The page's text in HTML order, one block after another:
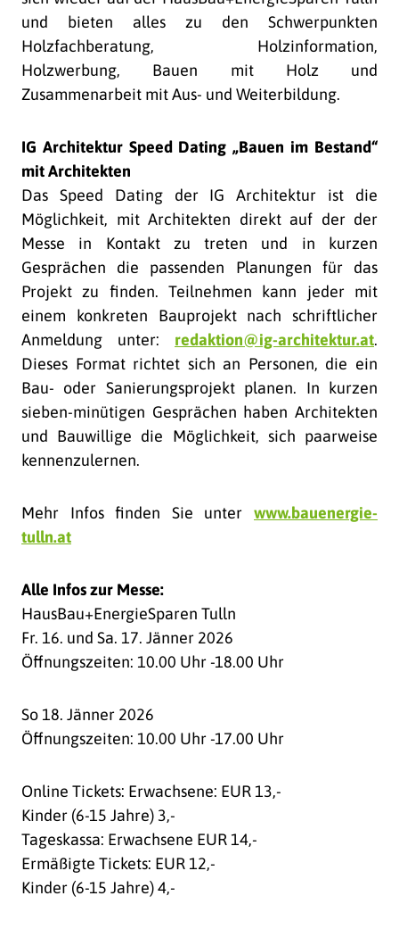
und bieten alles zu den Schwerpunkten
Holzfachberatung, Holzinformation,
Holzwerbung, Bauen mit Holz und
Zusammenarbeit mit Aus- und Weiterbildung.
IG Architektur Speed Dating „Bauen im Bestand“
mit Architekten
Das Speed Dating der IG Architektur ist die
Möglichkeit, mit Architekten direkt auf der der
Messe in Kontakt zu treten und in kurzen
Gesprächen die passenden Planungen für das
Projekt zu finden. Teilnehmen kann jeder mit
einem konkreten Bauprojekt nach schriftlicher
Anmeldung unter: redaktion@ig-architektur.at.
Dieses Format richtet sich an Personen, die ein
Bau- oder Sanierungsprojekt planen. In kurzen
sieben-minütigen Gesprächen haben Architekten
und Bauwillige die Möglichkeit, sich paarweise
kennenzulernen.
Mehr Infos finden Sie unter www.bauenergie-
tulln.at
Alle Infos zur Messe:
HausBau+EnergieSparen Tulln
Fr. 16. und Sa. 17. Jänner 2026
Öffnungszeiten: 10.00 Uhr -18.00 Uhr
So 18. Jänner 2026
Öffnungszeiten: 10.00 Uhr -17.00 Uhr
Online Tickets: Erwachsene: EUR 13,-
Kinder (6-15 Jahre) 3,-
Tageskassa: Erwachsene EUR 14,-
Ermäßigte Tickets: EUR 12,-
Kinder (6-15 Jahre) 4,-